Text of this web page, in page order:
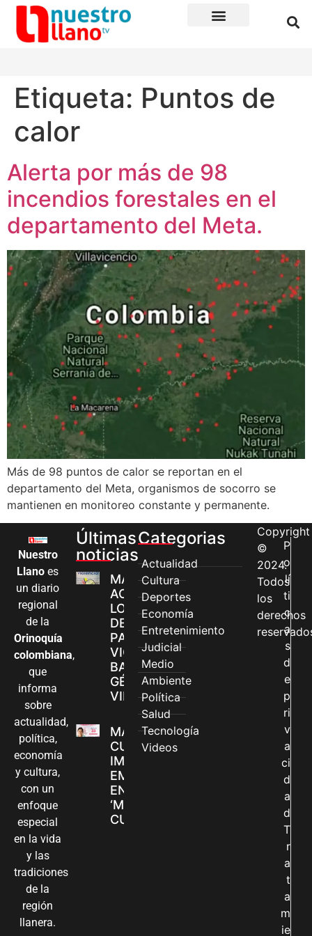
Etiqueta: Puntos de
calor
Alerta por más de 98
incendios forestales en el
departamento del Meta.
Más de 98 puntos de calor se reportan en el
departamento del Meta, organismos de socorro se
mantienen en monitoreo constante y permanente.
Nuestro
Llano es
un diario
regional
de la
Orinoquía
colombiana,
que
informa
sobre
actualidad,
política,
economía
y cultura,
con un
enfoque
especial
en la vida
y las
tradiciones
de la
región
llanera.
Últimas
noticias
MÁS MUJERES
ACCEDEN A
LOS CANALES
DE ATENCIÓN
PARA
VIOLENCIAS
BASADAS EN
GÉNERO EN
VILLAVICENCIO
MADRES
CUIDADORAS
IMPULSAN SUS
EMPRENDIMIENTOS
EN LA FERIA
‘MANOS QUE
CUIDAN Y CREAN’
Categorias
Actualidad
Cultura
Deportes
Economía
Entretenimiento
Judicial
Medio
Ambiente
Política
Salud
Tecnología
Videos
Copyright
©
2024.
Todos
los
derechos
P
o
lí
ti
c
a
s
d
e
p
ri
v
a
ci
d
a
d
T
r
a
t
a
m
ie